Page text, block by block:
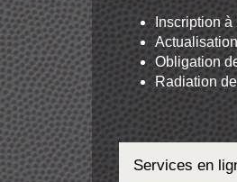
Inscription
Actualisation
Obligation
Radiation
Services en